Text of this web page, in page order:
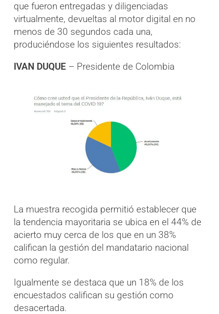
que fueron entregadas y diligenciadas
virtualmente, devueltas al motor digital en no
menos de 30 segundos cada una,
produciéndose los siguientes resultados:
IVAN DUQUE – Presidente de Colombia
La muestra recogida permitió establecer que
la tendencia mayoritaria se ubica en el 44% de
acierto muy cerca de los que en un 38%
califican la gestión del mandatario nacional
como regular.
Igualmente se destaca que un 18% de los
encuestados califican su gestión como
desacertada.